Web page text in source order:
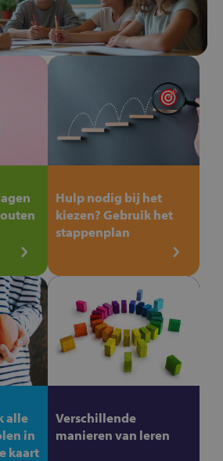
Hulp nodig bij het
kiezen? Gebruik het
stappenplan
alle
in
kaart
Verschillende
manieren van leren